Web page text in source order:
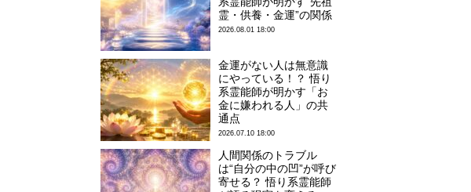
霊・供養・金運”の関係
2026.08.01 18:00
金運がない人は無意識
にやっている！？ 悟り
系霊能師が明かす「お
金に嫌われる人」の共
通点
2026.07.10 18:00
人間関係のトラブル
は“自分の中の凹”が呼び
寄せる？ 悟り系霊能師